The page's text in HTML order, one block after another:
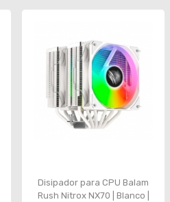
Disipador para CPU Balam
Rush Nitrox NX70 | Blanco |